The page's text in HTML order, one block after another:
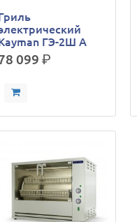
ГЭ-2Ш A
099р.